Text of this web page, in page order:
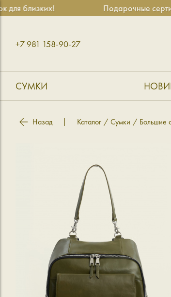
Подарочные
+7 981 158-90-27
СУМКИ
Назад Каталог Сумки Большие